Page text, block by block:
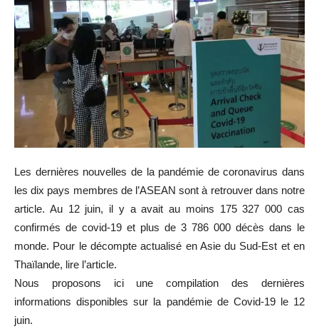
Les dernières nouvelles de la pandémie de coronavirus dans
les dix pays membres de l’ASEAN sont à retrouver dans notre
article. Au 12 juin, il y a avait au moins 175 327 000 cas
confirmés de covid-19 et plus de 3 786 000 décès dans le
monde. Pour le décompte actualisé en Asie du Sud-Est et en
Thaïlande, lire l’article.
Nous proposons ici une compilation des dernières
informations disponibles sur la pandémie de Covid-19 le 12
juin.